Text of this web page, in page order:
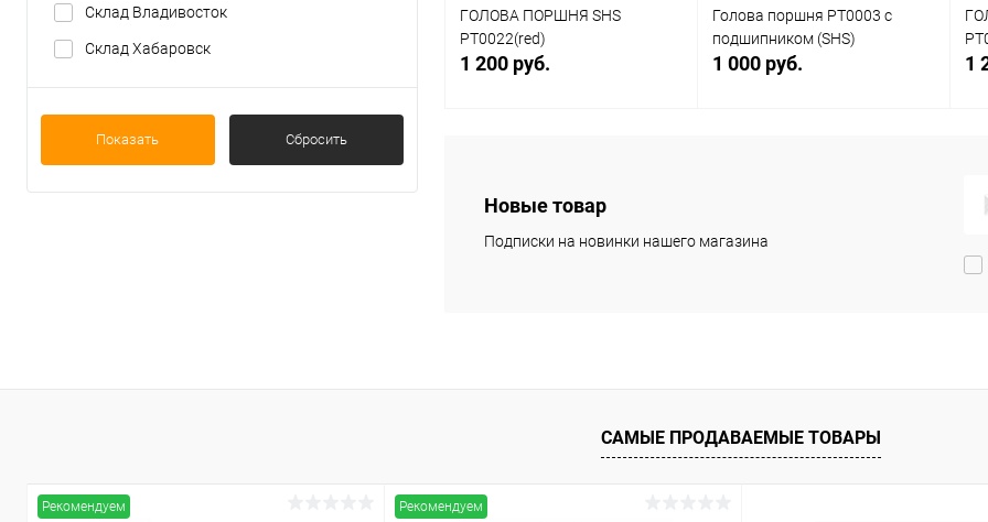
Склад Владивосток
Склад Хабаровск
Показать Сбросить
ГОЛОВА ПОРШНЯ SHS
PT0022(red)
1 200 руб.
Купить в 1
клик
Голова поршня PT0003 с
подшипником (SHS)
1 000 руб. 1
Новые товар
Подписки на новинки нашего магазина
САМЫЕ ПРОДАВАЕМЫЕ ТОВАРЫ
Рекомендуем Рекомендуем